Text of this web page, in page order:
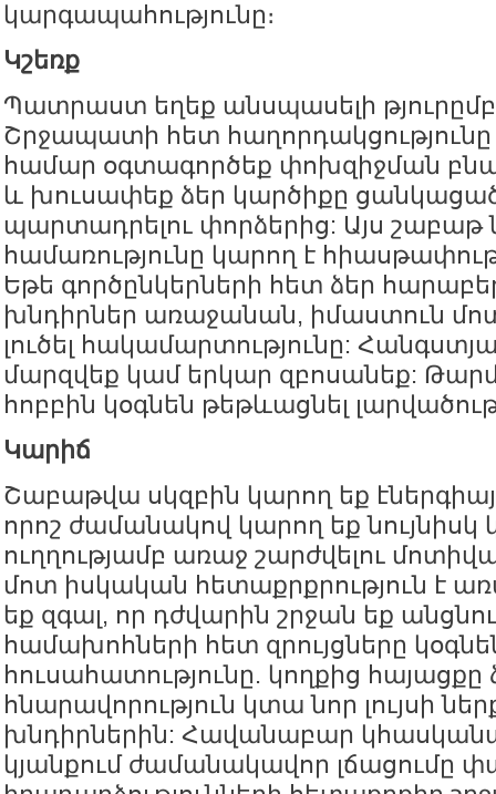
կարգապահությունը։
Կշեռք
Պատրաստ եղեք անսպասելի
Շրջապատի հետ հաղորդակցությունը
համար օգտագործեք փոխզիջման
և խուսափեք ձեր կարծիքը
պարտադրելու փորձերից: Այս շաբաթ
համառությունը կարող է
Եթե գործընկերների հետ ձեր
խնդիրներ առաջանան, իմաստուն
լուծել հակամարտությունը:
մարզվեք կամ երկար զբոսանեք:
հոբբին կօգնեն թեթևացնել
Կարիճ
Շաբաթվա սկզբին կարող եք
որոշ ժամանակով կարող եք նույնիսկ
ուղղությամբ առաջ շարժվելու
մոտ իսկական հետաքրքրություն է
եք զգալ, որ դժվարին շրջան եք
համախոհների հետ զրույցները
հուսահատությունը. կողքից հայացքը
հնարավորություն կտա նոր լույսի
խնդիրներին: Հավանաբար
կյանքում ժամանակավոր լճացումը